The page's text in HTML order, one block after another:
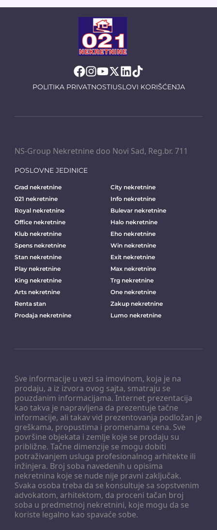
POLITIKA PRIVATNOSTIUSLOVI KORIŠĆENJA
Sve informacije u vezi sa imovinom, koja je na
prodaju, a iz izvora ovog sajta, smatraju se
pouzdanim informacijama. Internet prezentacija
kao takva je napravljena da prezentuje tačne
informacije, ali takav vid prezentovanja podložan je
greškama, propustima i promenama cena. Sve
površine objekata i zemlje koje se prodaju su
približne. Tačne dimenzije se mogu dobiti
potraživanjem usluga profesionalnog arhitekte ili
inžinjera. Broj soba navedenih u opisima
nekretnina koje se nude nije pravni zaključak.
Svaka osoba treba da se konsultuje sa sopstvenim
advokatom, arhitektom, da proceni tačan broj
soba u predmetnoj nekretnini, koje mogu da se
koriste legalno kao spavaće sobe.
NS-Group Nekretnine doo Novi Sad, Reg.br. 711
POSLOVNE JEDINICE
Grad nekretnine
City nekretnine
021 nekretnine
Info nekretnine
Royal nekretnine
Bulevar nekretnine
Office nekretnine
Halo nekretnine
Klub nekretnine
Eho nekretnine
Spens nekretnine
Win nekretnine
Stan nekretnine
Exit nekretnine
Play nekretnine
Max nekretnine
King nekretnine
Trg nekretnine
Arts nekretnine
One nekretnine
Renta stan
Zakup nekretnine
Prodaja nekretnine
Lumo nekretnine